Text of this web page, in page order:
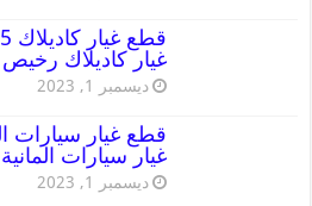
غيار كاديلاك رخيص
ديسمبر 1, 2023
غيار سيارات
ديسمبر 1, 2023